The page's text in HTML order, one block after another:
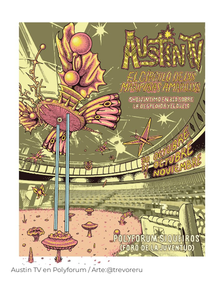
Austin TV en Polyforum / Arte:@trevoreru